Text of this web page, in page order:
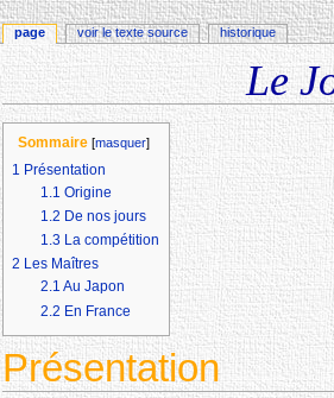
Le
Aller à :navigation , rechercher
Sommaire [masquer]
1 Présentation
1.1 Origine
1.2 De nos jours
1.3 La compétition
2 Les Maîtres
2.1 Au Japon
2.2 En France
Présentation
page voir le texte source historique